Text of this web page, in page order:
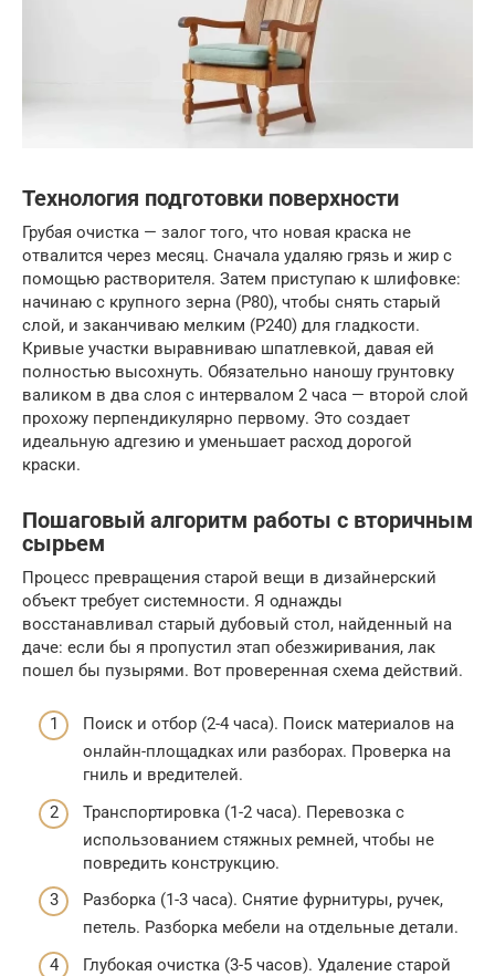
Технология подготовки поверхности
Грубая очистка — залог того, что новая краска не
отвалится через месяц. Сначала удаляю грязь и жир с
помощью растворителя. Затем приступаю к шлифовке:
начинаю с крупного зерна (P80), чтобы снять старый
слой, и заканчиваю мелким (P240) для гладкости.
Кривые участки выравниваю шпатлевкой, давая ей
полностью высохнуть. Обязательно наношу грунтовку
валиком в два слоя с интервалом 2 часа — второй слой
прохожу перпендикулярно первому. Это создает
идеальную адгезию и уменьшает расход дорогой
краски.
Пошаговый алгоритм работы с вторичным
сырьем
Процесс превращения старой вещи в дизайнерский
объект требует системности. Я однажды
восстанавливал старый дубовый стол, найденный на
даче: если бы я пропустил этап обезжиривания, лак
пошел бы пузырями. Вот проверенная схема действий.
Поиск и отбор (2-4 часа). Поиск материалов на
онлайн-площадках или разборах. Проверка на
гниль и вредителей.
Транспортировка (1-2 часа). Перевозка с
использованием стяжных ремней, чтобы не
повредить конструкцию.
Разборка (1-3 часа). Снятие фурнитуры, ручек,
петель. Разборка мебели на отдельные детали.
Глубокая очистка (3-5 часов). Удаление старой